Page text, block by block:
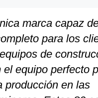
marca capaz
para los
de
el equipo perfecto
producción en las